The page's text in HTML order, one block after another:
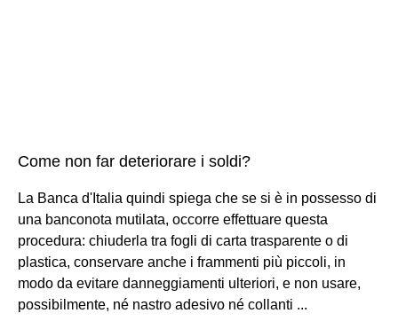
Come non far deteriorare i soldi?
La Banca d'Italia quindi spiega che se si è in possesso di
una banconota mutilata, occorre effettuare questa
procedura: chiuderla tra fogli di carta trasparente o di
plastica, conservare anche i frammenti più piccoli, in
modo da evitare danneggiamenti ulteriori, e non usare,
possibilmente, né nastro adesivo né collanti ...